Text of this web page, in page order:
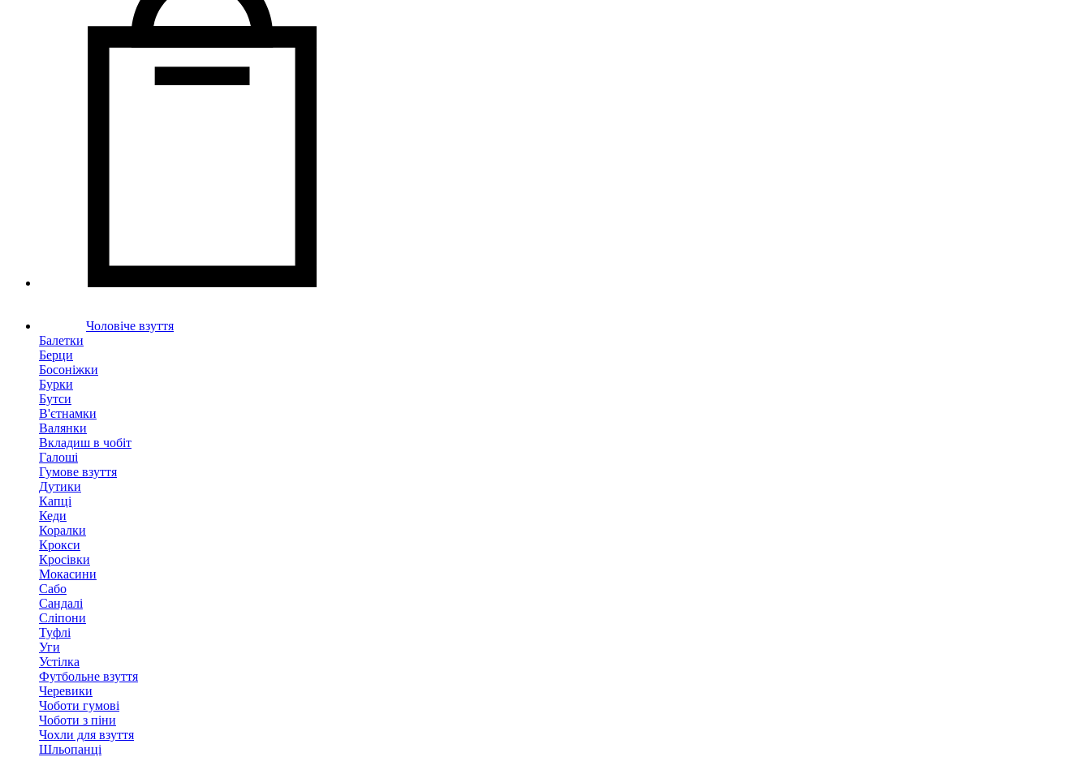
Чоловіче взуття
Балетки
Берци
Босоніжки
Бурки
Бутси
В'єтнамки
Валянки
Вкладиш в чобіт
Галоші
Гумове взуття
Дутики
Капці
Кеди
Коралки
Крокси
Кросівки
Мокасини
Сабо
Сандалі
Сліпони
Туфлі
Уги
Устілка
Футбольне взуття
Черевики
Чоботи гумові
Чоботи з піни
Чохли для взуття
Шльопанці